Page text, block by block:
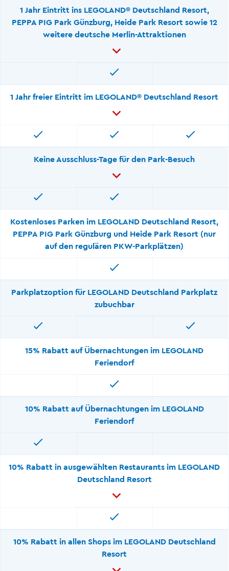
1 Jahr Eintritt ins LEGOLAND® Deutschland Resort,
PEPPA PIG Park Günzburg, Heide Park Resort sowie 12
weitere deutsche Merlin-Attraktionen
1 Jahr freier Eintritt im LEGOLAND® Deutschland Resort
Keine Ausschluss-Tage für den Park-Besuch
Kostenloses Parken im LEGOLAND Deutschland Resort,
PEPPA PIG Park Günzburg und Heide Park Resort (nur
auf den regulären PKW-Parkplätzen)
Parkplatzoption für LEGOLAND Deutschland Parkplatz
zubuchbar
15% Rabatt auf Übernachtungen im LEGOLAND
Feriendorf
10% Rabatt auf Übernachtungen im LEGOLAND
Feriendorf
10% Rabatt in ausgewählten Restaurants im LEGOLAND
Deutschland Resort
10% Rabatt in allen Shops im LEGOLAND Deutschland
Resort